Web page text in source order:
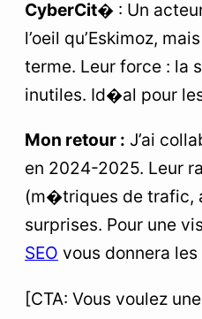
CyberCit� : Un
l’oeil qu’Eskimoz,
terme. Leur force :
inutiles. Id�al pour
Mon retour : J’ai
en 2024-2025. Leur
(m�triques de trafic,
surprises. Pour une
SEO vous donnera
[CTA: Vous voulez